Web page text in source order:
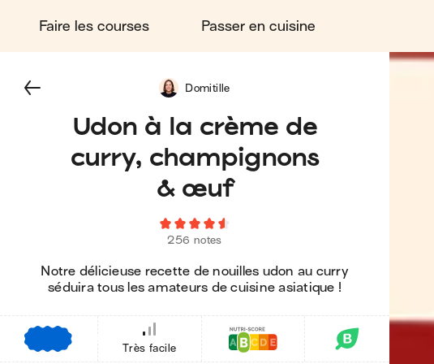
Faire les courses Passer en cuisine
Udon à la crème de
curry, champignons
& œuf
256 notes
Notre délicieuse recette de nouilles udon au curry
séduira tous les amateurs de cuisine asiatique !
Domitille
Très facile